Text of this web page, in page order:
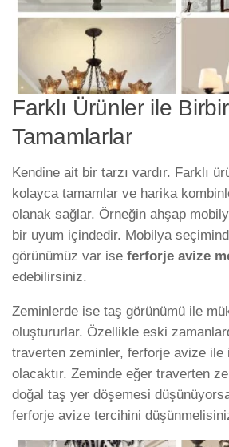
Farklı Ürünler ile
Tamamlarlar
Kendine ait bir tarzı vardır. Farklı
kolayca tamamlar ve harika
olanak sağlar. Örneğin ahşap
bir uyum içindedir. Mobilya
görünümüz var ise ferforje avize
edebilirsiniz.
Zeminlerde ise taş görünümü ile
oluştururlar. Özellikle eski
traverten zeminler, ferforje avize ile
olacaktır. Zeminde eğer traverten
doğal taş yer döşemesi
ferforje avize tercihini